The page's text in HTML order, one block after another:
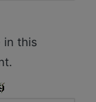
in this